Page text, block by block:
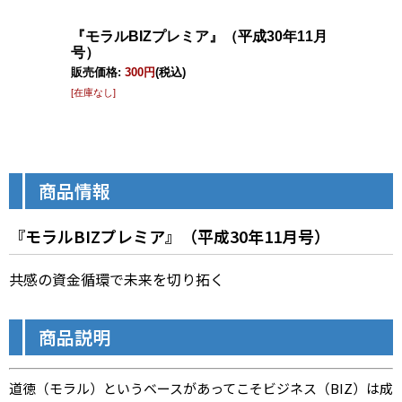
商品情報
『モラルBIZプレミア』（平成30年11月号）
共感の資金循環で未来を切り拓く
商品説明
道徳（モラル）というベースがあってこそビジネス（BIZ）は成